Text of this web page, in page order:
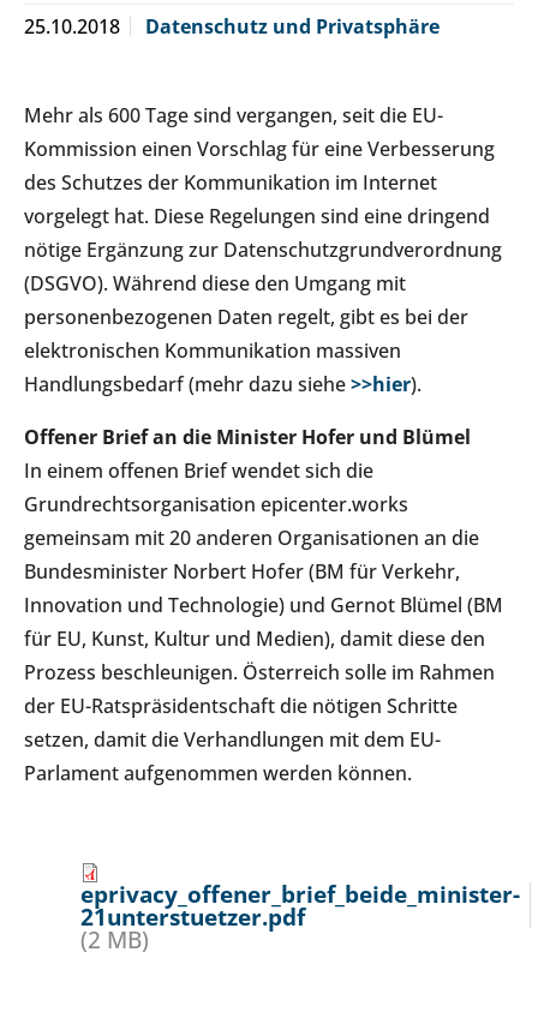
25.10.2018 Datenschutz und Privatsphäre
Mehr als 600 Tage sind vergangen, seit die EU-
Kommission einen Vorschlag für eine Verbesserung
des Schutzes der Kommunikation im Internet
vorgelegt hat. Diese Regelungen sind eine dringend
nötige Ergänzung zur Datenschutzgrundverordnung
(DSGVO). Während diese den Umgang mit
personenbezogenen Daten regelt, gibt es bei der
elektronischen Kommunikation massiven
Handlungsbedarf (mehr dazu siehe>>hier).
Offener Brief an die Minister Hofer und Blümel
In einem offenen Brief wendet sich die
Grundrechtsorganisation epicenter.works
gemeinsam mit 20 anderen Organisationen an die
Bundesminister Norbert Hofer (BM für Verkehr,
Innovation und Technologie) und Gernot Blümel (BM
für EU, Kunst, Kultur und Medien), damit diese den
Prozess beschleunigen. Österreich solle im Rahmen
der EU-Ratspräsidentschaft die nötigen Schritte
setzen, damit die Verhandlungen mit dem EU-
Parlament aufgenommen werden können.
eprivacy_offener_brief_beide_minister-
21unterstuetzer.pdf
(2 MB)